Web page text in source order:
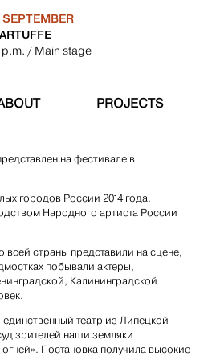
SEPTEMBER
p.m. / Main stage
PROJECTS
на фестивале в
городов России 2014 года.
Народного артиста России
страны представили на сцене,
побывали актеры,
Калининградской
театр из Липецкой
зрителей наши земляки
Постановка получила высокие